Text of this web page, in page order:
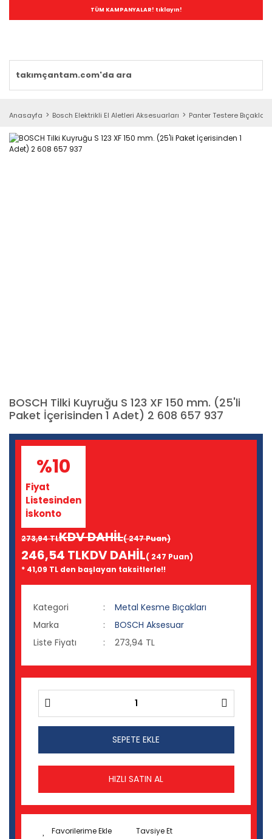
TÜM KAMPANYALAR! tıklayın!
Anasayfa Bosch Elektrikli El Aletleri Aksesuarları Panter Testere Bıçakları
BOSCH Tilki Kuyruğu S 123 XF 150 mm. (25'li
Paket İçerisinden 1 Adet) 2 608 657 937
%10
Fiyat
Listesinden
İskonto
273,94 TLKDV DAHİL( 247 Puan)
246,54 TLKDV DAHİL( 247 Puan)
* 41,09 TL den başlayan taksitlerle!!
Kategori
Metal Kesme Bıçakları
Marka
BOSCH Aksesuar
Liste Fiyatı
273,94 TL
SEPETE EKLE
HIZLI SATIN AL
Tavsiye Et